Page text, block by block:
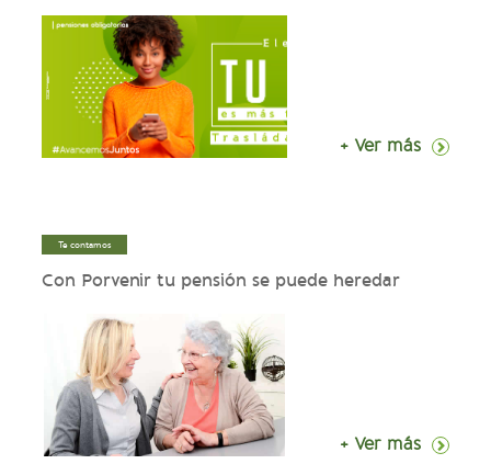
+ Ver más
Te contamos
Con Porvenir tu pensión se puede heredar
+ Ver más